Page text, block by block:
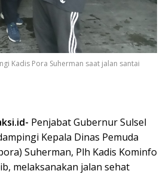
Kadis Pora Suherman saat jalan santai
Penjabat Gubernur Sulsel
Kepala Dinas Pemuda
Suherman, Plh Kadis Kominfo
melaksanakan jalan sehat